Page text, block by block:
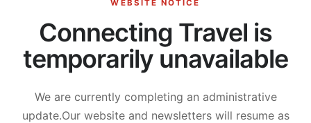
WEBSITE NOTICE
Connecting Travel is
temporarily unavailable
We are currently completing an administrative
update.Our website and newsletters will resume as